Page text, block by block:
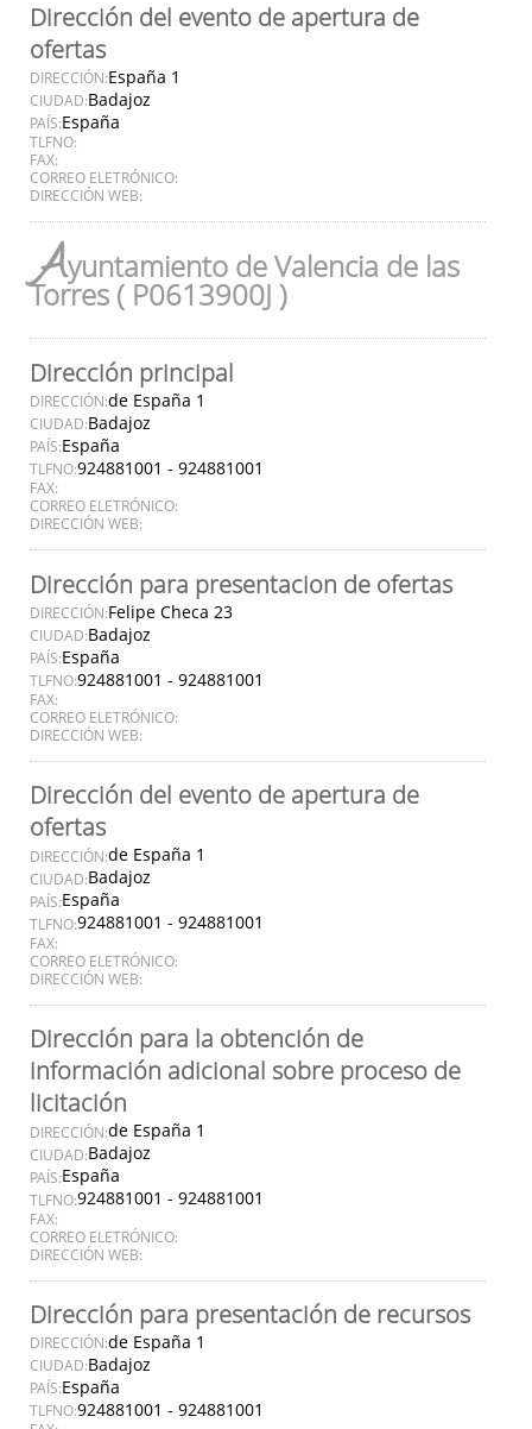
Dirección del evento de apertura de
ofertas
DIRECCIÓN:España 1
CIUDAD:Badajoz
PAÍS:España
TLFNO:
FAX:
CORREO ELETRÓNICO:
DIRECCIÓN WEB:
Ayuntamiento de Valencia de las
Torres ( P0613900J )
Dirección principal
DIRECCIÓN:de España 1
CIUDAD:Badajoz
PAÍS:España
TLFNO:924881001 - 924881001
FAX:
CORREO ELETRÓNICO:
DIRECCIÓN WEB:
Dirección para presentacion de ofertas
DIRECCIÓN:Felipe Checa 23
CIUDAD:Badajoz
PAÍS:España
TLFNO:924881001 - 924881001
FAX:
CORREO ELETRÓNICO:
DIRECCIÓN WEB:
Dirección del evento de apertura de
ofertas
DIRECCIÓN:de España 1
CIUDAD:Badajoz
PAÍS:España
TLFNO:924881001 - 924881001
FAX:
CORREO ELETRÓNICO:
DIRECCIÓN WEB:
Dirección para la obtención de
información adicional sobre proceso de
licitación
DIRECCIÓN:de España 1
CIUDAD:Badajoz
PAÍS:España
TLFNO:924881001 - 924881001
FAX:
CORREO ELETRÓNICO:
DIRECCIÓN WEB:
Dirección para presentación de recursos
DIRECCIÓN:de España 1
CIUDAD:Badajoz
PAÍS:España
TLFNO:924881001 - 924881001